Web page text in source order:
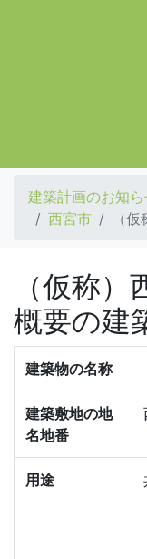
建築計画のお知
西宮市
（
（仮称
概要の建
建築物の名称
建築敷地の地
名地番
用途